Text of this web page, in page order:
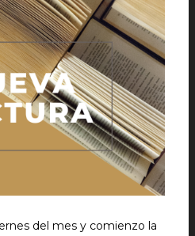
del mes y comienzo la